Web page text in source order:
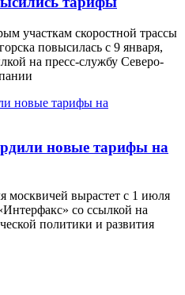
участкам скоростной трассы
повысилась с 9 января,
на пресс-службу Северо-
новые тарифы на
москвичей вырастет с 1 июля
со ссылкой на
политики и развития